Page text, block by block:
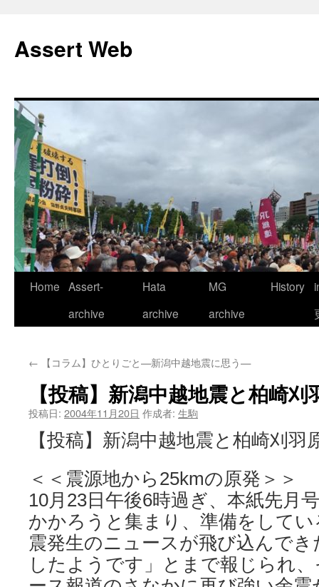
テ
ン
ス
キ
ッ
プ
Assert Web
Home Assert-
archive
Hata
archive
MG
archive
History
← 【コラム】ひとりごと—新潟中越地震に思う—
【投稿】新潟中越地震と柏崎刈
投稿日: 2004年11月20日 作成者: 生駒
【投稿】新潟中越地震と柏崎刈羽
＜＜震源地から25kmの原発＞＞
10月23日午後6時過ぎ、本紙先月
かかろうと集まり、準備をして
震発生のニュースが飛び込んで
したようです」とまで報じられ